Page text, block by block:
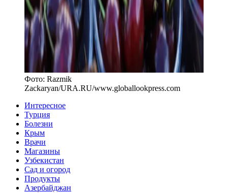
Фото: Razmik
Zackaryan/URA.RU/www.globallookpress.com
Интересное
Турция
Болезни
Крым
Врачи
Магазины
Узбекистан
Сад и огород
Продукты
Азербайджан